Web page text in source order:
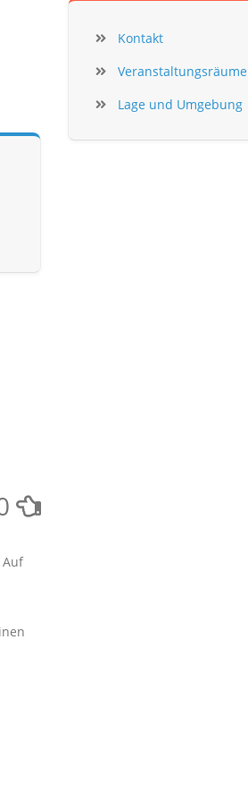
Kontakt
Veranstaltungsräume
Lage und Umgebung